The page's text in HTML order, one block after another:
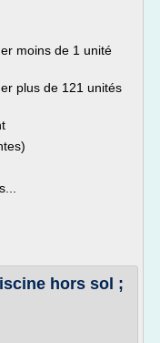
moins de 1 unité
plus de 121 unités
hors sol ;